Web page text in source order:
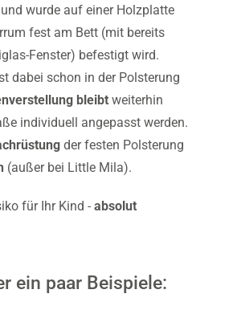
wurde auf einer Holzplatte
fest am Bett (mit bereits
Fenster) befestigt wird.
dabei schon in der Polsterung
bleibt weiterhin
individuell angepasst werden.
der festen Polsterung
(außer bei Little Mila).
für Ihr Kind - absolut
ein paar Beispiele: